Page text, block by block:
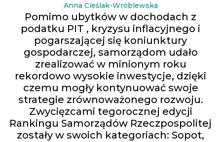
Anna Cieślak-Wróblewska
Pomimo ubytków w dochodach z
podatku PIT , kryzysu inflacyjnego i
pogarszającej się koniunktury
gospodarczej, samorządom udało
zrealizować w minionym roku
rekordowo wysokie inwestycje, dzięki
czemu mogły kontynuować swoje
strategie zrównoważonego rozwoju.
Zwycięzcami tegorocznej edycji
Rankingu Samorządów Rzeczpospolitej
zostały w swoich kategoriach: Sopot,